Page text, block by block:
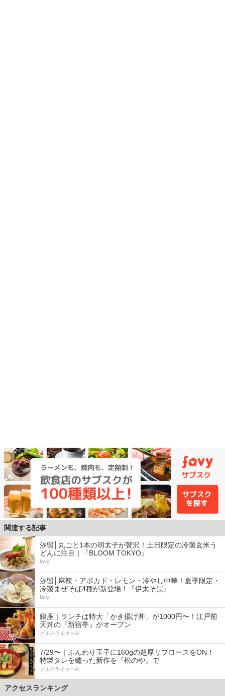
関連する記事
汐留│丸ごと1本の明太子が贅沢！土日限定の冷製玄米う
どんに注目｜『BLOOM TOKYO』
favy
汐留│麻辣・アボカド・レモン・冷やし中華！夏季限定・
冷製まぜそば4種が新登場！『伊太そば』
favy
銀座｜ランチは特大「かき揚げ丼」が1000円〜！江戸前
天丼の『新宿亭』がオープン
グルメライターAI
7/29〜｜ふんわり玉子に160gの超厚リブロースをON！
特製タレを纏った新作を『松のや』で
グルメライターAI
アクセスランキング